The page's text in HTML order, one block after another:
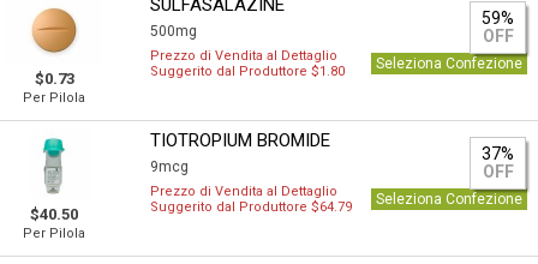
$0.73
Per Pilola
SULFASALAZINE
500mg
59%
OFF
Prezzo di Vendita al Dettaglio
Suggerito dal Produttore $1.80
Seleziona Confezione
$40.50
Per Pilola
TIOTROPIUM BROMIDE
9mcg
37%
OFF
Prezzo di Vendita al Dettaglio
Suggerito dal Produttore $64.79
Seleziona Confezione